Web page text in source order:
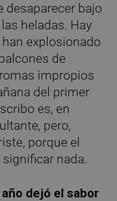
desaparecer bajo
heladas. Hay
explosionado
de
impropios
del primer
es, en
pero,
porque el
nada.
dejó el sabor